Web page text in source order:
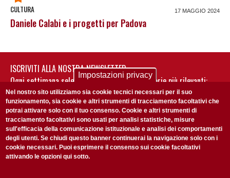
CULTURA 17 MAGGIO 2024
Daniele Calabi e i progetti per Padova
ISCRIVITI ALLA NOSTRA NEWSLETTER
Ogni settimana selezioniamo per te nostre storie più rilevanti:
non perderti gli aggiornamenti della nostra newsletter
Accetto laPrivacy Policy
Impostazioni privacy
Nel nostro sito utilizziamo sia cookie tecnici necessari per il suo
funzionamento, sia cookie e altri strumenti di tracciamento facoltativi che
potrai attivare solo con il tuo consenso. Cookie e altri strumenti di
tracciamento facoltativi sono usati per analisi statistiche, misure
sull'efficacia della comunicazione istituzionale e analisi dei comportamenti
degli utenti. Se chiudi questo banner continuerai la navigazione solo con i
cookie necessari. Puoi esprimere il consenso sui cookie facoltativi
attivando le opzioni qui sotto.